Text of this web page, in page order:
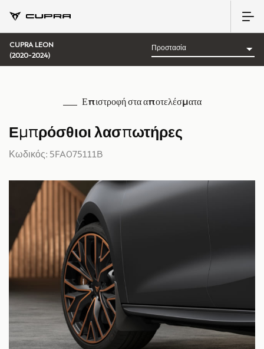
CUPRA LEON
(2020-2024)
Επιστροφή στα αποτελέσματα
Εμπρόσθιοι λασπωτήρες
Κωδικός: 5FA075111B